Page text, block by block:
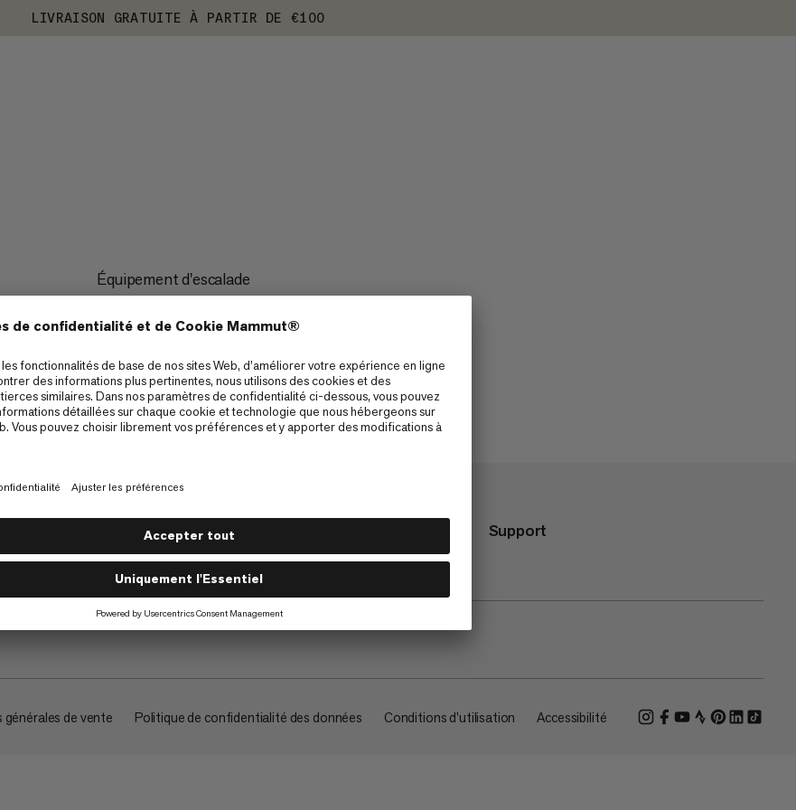
LIVRAISON GRATUITE À PARTIR DE €100
Équipement d'escalade
À propos Support
de vente Politique de confidentialité des données Conditions d'utilisation Accessibilité